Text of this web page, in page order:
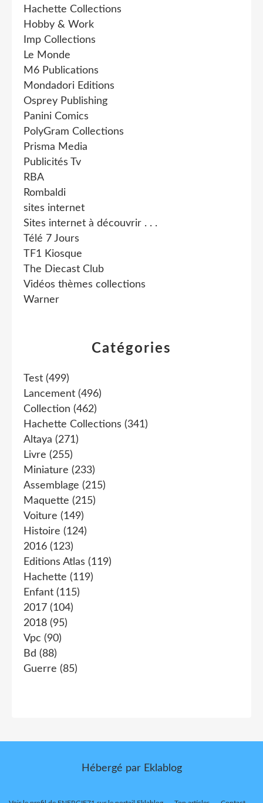
Catégories
Test (499)
Lancement (496)
Collection (462)
Hachette Collections (341)
Altaya (271)
Livre (255)
Miniature (233)
Assemblage (215)
Maquette (215)
Voiture (149)
Histoire (124)
2016 (123)
Editions Atlas (119)
Hachette (119)
Enfant (115)
2017 (104)
2018 (95)
Vpc (90)
Bd (88)
Guerre (85)
Hachette Collections
Hobby & Work
Imp Collections
Le Monde
M6 Publications
Mondadori Editions
Osprey Publishing
Panini Comics
PolyGram Collections
Prisma Media
Publicités Tv
RBA
Rombaldi
sites internet
Sites internet à découvrir . . .
Télé 7 Jours
TF1 Kiosque
The Diecast Club
Vidéos thèmes collections
Warner
Hébergé par Eklablog